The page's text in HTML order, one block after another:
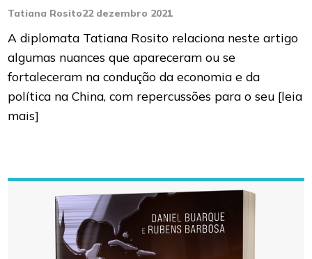
Tatiana Rosito22 dezembro 2021
A diplomata Tatiana Rosito relaciona neste artigo
algumas nuances que apareceram ou se
fortaleceram na condução da economia e da
política na China, com repercussões para o seu [leia
mais]